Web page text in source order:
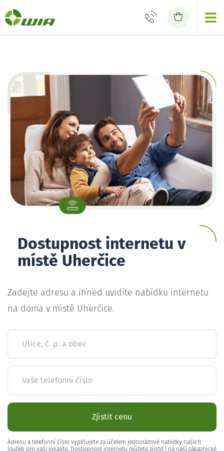
Dostupnost internetu v
místě Uherčice
Zadejte adresu a ihned uvidíte nabídku internetu
na doma v místě Uherčice.
Ulice, č. p. a obec
Vaše telefonní číslo
Zjistit cenu
Adresu a telefonní číslo vyplňujete za účelem jednorázové nabídky našich
služeb pro vaši lokalitu. Dostupnost internetu můžete zjistit i na naší zákaznické